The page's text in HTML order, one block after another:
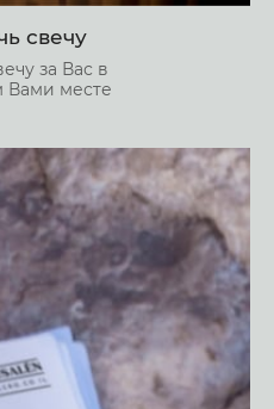
свечу
за Вас в
Вами месте